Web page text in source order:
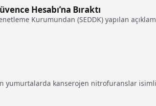
Hesabı’na Bıraktı
Kurumundan (SEDDK) yapılan
yumurtalarda kanserojen nitrofuranslar